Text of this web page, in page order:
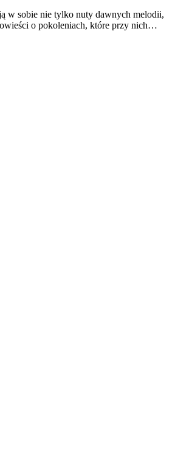
w sobie nie tylko nuty dawnych melodii,
o pokoleniach, które przy nich…